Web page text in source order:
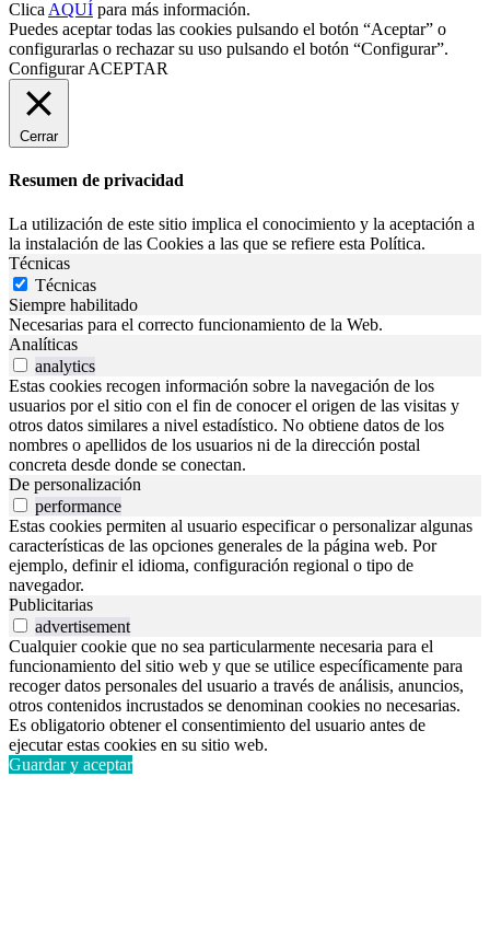
Clica AQUÍ para más información.
Puedes aceptar todas las cookies pulsando el botón “Aceptar” o
configurarlas o rechazar su uso pulsando el botón “Configurar”.
Configurar ACEPTAR
Cerrar
Resumen de privacidad
La utilización de este sitio implica el conocimiento y la aceptación a
la instalación de las Cookies a las que se refiere esta Política.
Técnicas
Técnicas
Siempre habilitado
Necesarias para el correcto funcionamiento de la Web.
Analíticas
analytics
Estas cookies recogen información sobre la navegación de los
usuarios por el sitio con el fin de conocer el origen de las visitas y
otros datos similares a nivel estadístico. No obtiene datos de los
nombres o apellidos de los usuarios ni de la dirección postal
concreta desde donde se conectan.
De personalización
performance
Estas cookies permiten al usuario especificar o personalizar algunas
características de las opciones generales de la página web. Por
ejemplo, definir el idioma, configuración regional o tipo de
navegador.
Publicitarias
advertisement
Cualquier cookie que no sea particularmente necesaria para el
funcionamiento del sitio web y que se utilice específicamente para
recoger datos personales del usuario a través de análisis, anuncios,
otros contenidos incrustados se denominan cookies no necesarias.
Es obligatorio obtener el consentimiento del usuario antes de
ejecutar estas cookies en su sitio web.
Guardar y aceptar